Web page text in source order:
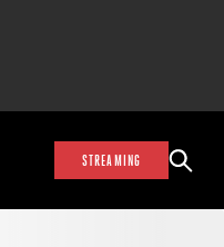
STREAMING